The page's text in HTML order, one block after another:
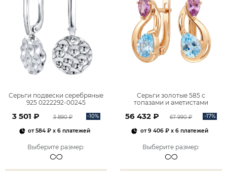
Серьги подвески серебряные
925 0222292-00245
3 501 ₽ 3 890 ₽ -10%
от584 ₽ x 6 платежей
Выберите размер:
Серьги золотые 585 с
топазами и аметистами
56 432 ₽ 67 990 ₽ -17%
от9 406 ₽x 6 платежей
Выберите размер: